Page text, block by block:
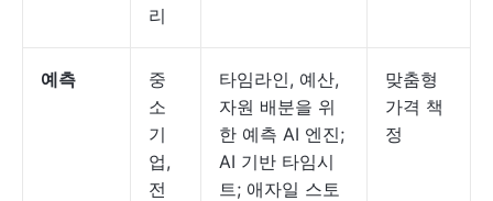
리
예측
중
소
기
업,
전
타임라인, 예산,
자원 배분을 위
한 예측 AI 엔진;
AI 기반 타임시
트; 애자일 스토
맞춤형
가격 책
정